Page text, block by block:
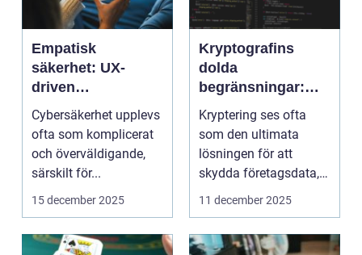
Empatisk
säkerhet: UX-
driven
cybersäkerhet för
icke-tekniska
användare
Cybersäkerhet upplevs
ofta som komplicerat
och överväldigande,
särskilt för...
15 december 2025
Kryptografins
dolda
begränsningar:
När säker kod kan
missleda företag
Kryptering ses ofta
som den ultimata
lösningen för att
skydda företagsdata,
men verkl...
11 december 2025